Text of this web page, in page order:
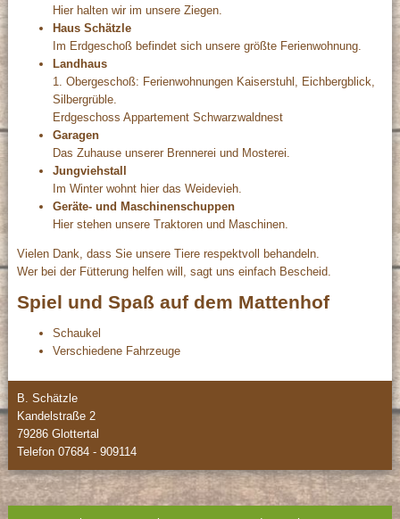
Hier halten wir im unsere Ziegen.
Haus Schätzle
Im Erdgeschoß befindet sich unsere größte Ferienwohnung.
Landhaus
1. Obergeschoß: Ferienwohnungen Kaiserstuhl, Eichbergblick,
Silbergrüble.
Erdgeschoss Appartement Schwarzwaldnest
Garagen
Das Zuhause unserer Brennerei und Mosterei.
Jungviehstall
Im Winter wohnt hier das Weidevieh.
Geräte- und Maschinenschuppen
Hier stehen unsere Traktoren und Maschinen.
Vielen Dank, dass Sie unsere Tiere respektvoll behandeln.
Wer bei der Fütterung helfen will, sagt uns einfach Bescheid.
Spiel und Spaß auf dem Mattenhof
Schaukel
Verschiedene Fahrzeuge
B. Schätzle
Kandelstraße 2
79286 Glottertal
Telefon 07684 - 909114